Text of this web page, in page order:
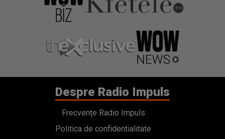
Despre Radio Impuls
Frecvențe Radio Impuls
Politica de confidentialitate